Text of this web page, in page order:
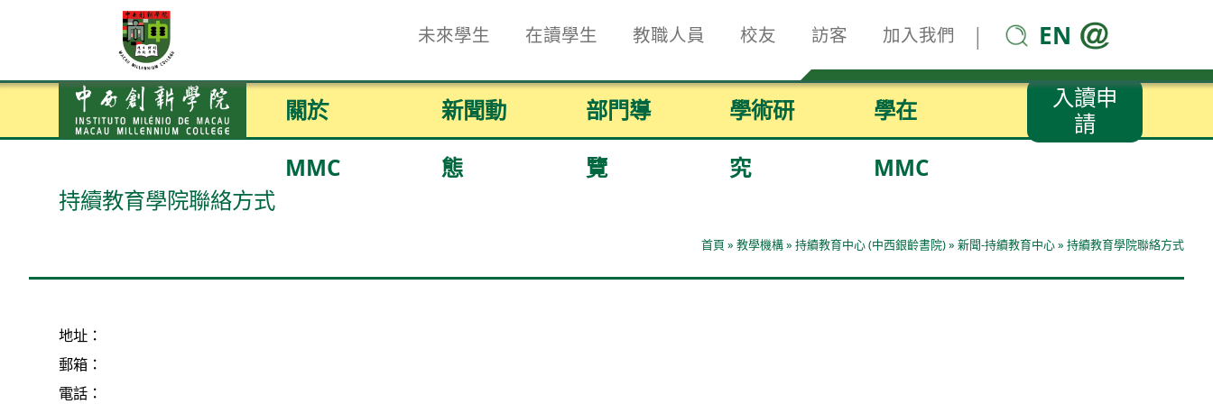
未來學生 在讀學生 教職人員 校友 訪客 加入我們 | EN
關於
MMC
新聞動
態
部門導
覽
學術研
究
學在
MMC
入讀申
請
持續教育學院聯絡方式
首頁 » 教學機構» 持續教育中心 (中西銀齡書院)» 新聞-持續教育中心» 持續教育學院聯絡方式
地址：
郵箱：
電話：